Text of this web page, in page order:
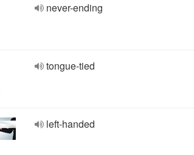
never-ending
tongue-tied
left-handed